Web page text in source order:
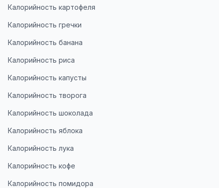
Калорийность картофеля
Калорийность гречки
Калорийность банана
Калорийность риса
Калорийность капусты
Калорийность творога
Калорийность шоколада
Калорийность яблока
Калорийность лука
Калорийность кофе
Калорийность помидора